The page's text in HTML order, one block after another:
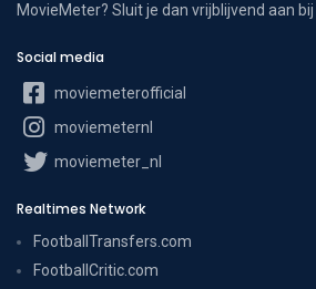
MovieMeter? Sluit je dan vrijblijvend aan
Social media
moviemeterofficial
moviemeternl
moviemeter_nl
Realtimes Network
FootballTransfers.com
FootballCritic.com